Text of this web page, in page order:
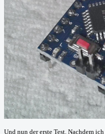
Und nun der erste Test. Nachdem